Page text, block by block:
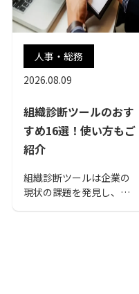
人事・総務
2026.08.09
組織診断ツールのおす
すめ16選！使い方もご
紹介
組織診断ツールは企業の
現状の課題を発見し、理